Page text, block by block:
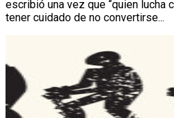
escribió una vez que “quien lucha
tener cuidado de no convertirse...